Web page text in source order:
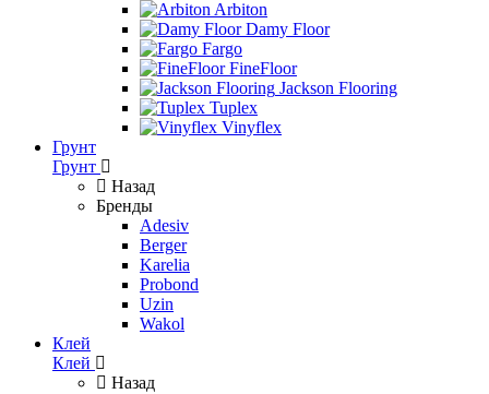
Arbiton
Damy Floor
Fargo
FineFloor
Jackson Flooring
Tuplex
Vinyflex
Грунт
Грунт
Назад
Бренды
Adesiv
Berger
Karelia
Probond
Uzin
Wakol
Клей
Клей
Назад